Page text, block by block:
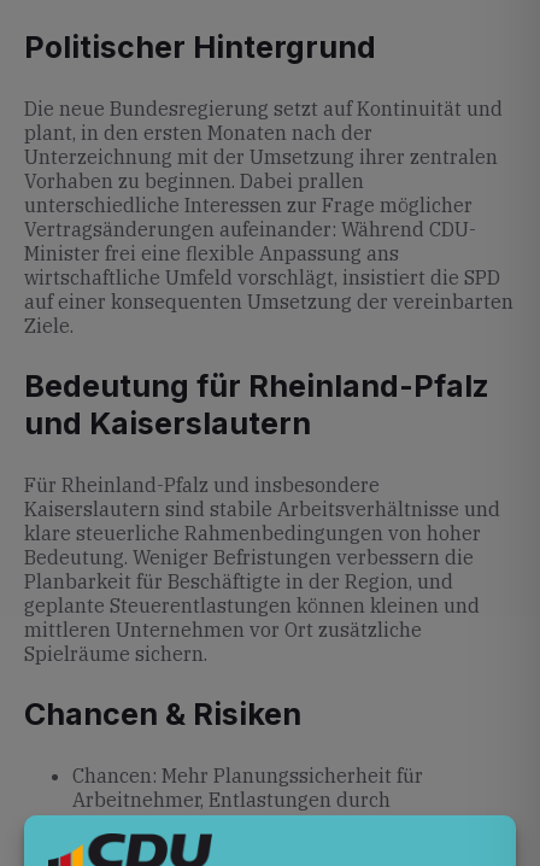
Politischer Hintergrund
Die neue Bundesregierung setzt auf Kontinuität und
plant, in den ersten Monaten nach der
Unterzeichnung mit der Umsetzung ihrer zentralen
Vorhaben zu beginnen. Dabei prallen
unterschiedliche Interessen zur Frage möglicher
Vertragsänderungen aufeinander: Während CDU-
Minister frei eine flexible Anpassung ans
wirtschaftliche Umfeld vorschlägt, insistiert die SPD
auf einer konsequenten Umsetzung der vereinbarten
Ziele.
Bedeutung für Rheinland-Pfalz
und Kaiserslautern
Für Rheinland-Pfalz und insbesondere
Kaiserslautern sind stabile Arbeitsverhältnisse und
klare steuerliche Rahmenbedingungen von hoher
Bedeutung. Weniger Befristungen verbessern die
Planbarkeit für Beschäftigte in der Region, und
geplante Steuerentlastungen können kleinen und
mittleren Unternehmen vor Ort zusätzliche
Spielräume sichern.
Chancen & Risiken
Chancen: Mehr Planungssicherheit für
Arbeitnehmer, Entlastungen durch
Steuerreformen, stabile Regierungsausrichtung.
Risiken: Unklare Anpassungsmechanismen bei